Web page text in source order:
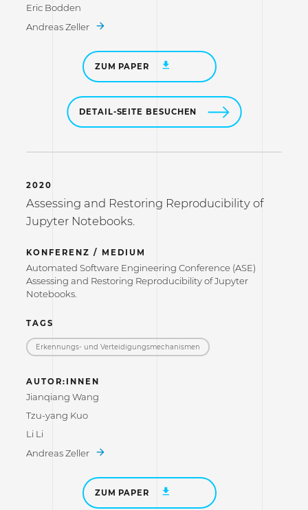
Eric Bodden
Andreas Zeller
ZUM PAPER
DETAIL-SEITE BESUCHEN
2020
Assessing and Restoring Reproducibility of
Jupyter Notebooks.
KONFERENZ / MEDIUM
Automated Software Engineering Conference (ASE)
Assessing and Restoring Reproducibility of Jupyter
Notebooks.
TAGS
Erkennungs- und Verteidigungs­mechanismen
AUTOR:INNEN
Jianqiang Wang
Tzu-yang Kuo
Li Li
Andreas Zeller
ZUM PAPER